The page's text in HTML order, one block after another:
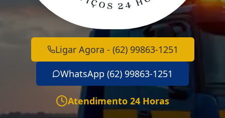
Ligar Agora - (62) 99863-1251
WhatsApp (62) 99863-1251
Atendimento 24 Horas